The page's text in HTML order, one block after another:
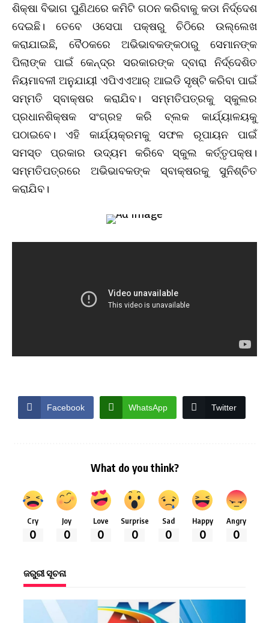
ଶିକ୍ଷା ବିଭାଗ ପୁଣିଥରେ କମିଟି ଗଠନ କରିବାକୁ କଡା ନିର୍ଦ୍ଦେଶ
ଦେଇଛି। ତେବେ ଓସେପା ପକ୍ଷରୁ ଚିଠିରେ ଉଲ୍ଲେଖ
କରାଯାଇଛି, ବୈଠକରେ ଅଭିଭାବକଙ୍କଠାରୁ ସେମାନଙ୍କ
ପିଲାଙ୍କ ପାଇଁ କେନ୍ଦ୍ର ସରକାରଙ୍କ ଦ୍ବାରା ନିର୍ଦ୍ଦେଶିତ
ନିୟମାବଳୀ ଅନୁଯାୟୀ ଏପିଏଏଆର୍‌ ଆଇଡି ସୃଷ୍ଟି କରିବା ପାଇଁ
ସମ୍ମତି ସ୍ବାକ୍ଷର କରାଯିବ। ସମ୍ମତିପତ୍ରକୁ ସ୍କୁଲର
ପ୍ରଧାନଶିକ୍ଷକ ସଂଗ୍ରହ କରି ବ୍ଲକ କାର୍ଯ୍ୟାଳୟକୁ
ପଠାଇବେ। ଏହି କାର୍ଯ୍ୟକ୍ରମକୁ ସଫଳ ରୂପାୟନ ପାଇଁ
ସମସ୍ତ ପ୍ରକାର ଉଦ୍ୟମ କରିବେ ସ୍କୁଲ କର୍ତ୍ତୃପକ୍ଷ।
ସମ୍ମତିପତ୍ରରେ ଅଭିଭାବକଙ୍କ ସ୍ବାକ୍ଷରକୁ ସୁନିଶ୍ଚିତ
କରାଯିବ।
Facebook WhatsApp Twitter
What do you think?
Cry
0
Joy
0
Love
0
Surprise
0
Sad
0
Happy
0
Angry
0
ଜରୁରୀ ସୂଚନା